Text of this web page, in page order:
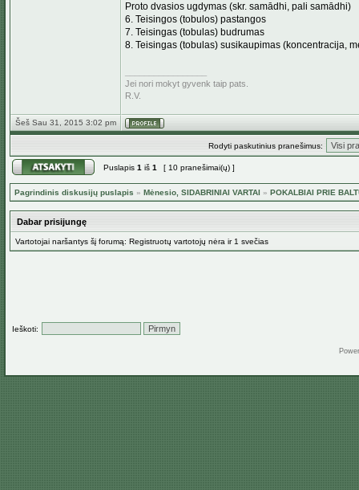
Proto dvasios ugdymas (skr. samādhi, pali samādhi)
6. Teisingos (tobulos) pastangos
7. Teisingas (tobulas) budrumas
8. Teisingas (tobulas) susikaupimas (koncentracija,
Jei nori mokyt gyvenk taip pats.
R.V.
Šeš Sau 31, 2015 3:02 pm
Rodyti paskutinius pranešimus:
Puslapis 1 iš 1 [ 10 pranešimai(ų) ]
Pagrindinis diskusijų puslapis » Mėnesio, SIDABRINIAI VARTAI » POKALBIAI PRIE
Dabar prisijungę
Vartotojai naršantys šį forumą: Registruotų vartotojų nėra ir 1 svečias
Ieškoti: